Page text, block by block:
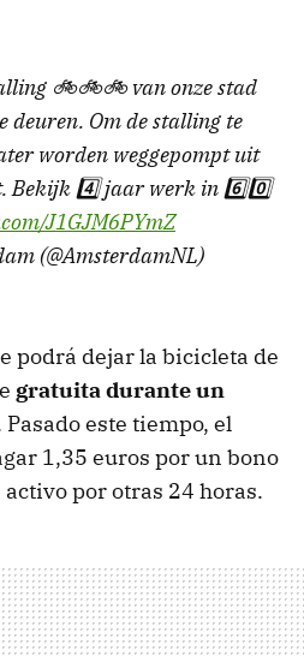
🚲🚲🚲 van onze stad
deuren. Om de stalling te
worden weggepompt uit
Bekijk 4️⃣ jaar werk in 6️⃣0️⃣
J1GJM6PYmZ
(@AmsterdamNL)
podrá dejar la bicicleta de
gratuita durante un
Pasado este tiempo, el
1,35 euros por un bono
por otras 24 horas.